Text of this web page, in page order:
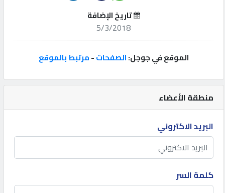
إعلانات
المنتدى
كيو
مزاد
منطقة الأعضاء
البريد الاكتروني
كلمة السر
تاريخ الإضافة
5/3/2018
الموقع في جوجل:الصفحات-مرتبط بالموقع